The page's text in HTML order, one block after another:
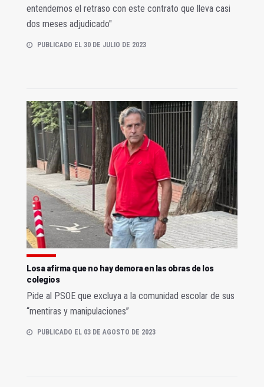
entendemos el retraso con este contrato que lleva casi
dos meses adjudicado"
PUBLICADO EL 30 DE JULIO DE 2023
Losa afirma que no hay demora en las obras de los
colegios
Pide al PSOE que excluya a la comunidad escolar de sus
“mentiras y manipulaciones”
PUBLICADO EL 03 DE AGOSTO DE 2023